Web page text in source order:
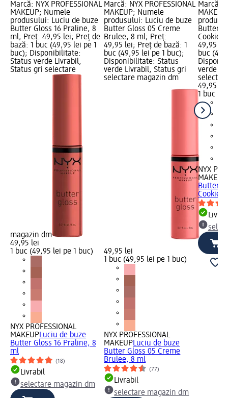
Marcă: NYX PROFESSIONAL
MAKEUP; Numele
produsului: Luciu de buze
Butter Gloss 16 Praline, 8
ml; Preț: 49,95 lei; Preț de
bază: 1 buc (49,95 lei pe 1
buc); Disponibilitate:
Status verde Livrabil,
Status gri selectare
magazin dm
49,95 lei
1 buc (49,95 lei pe 1 buc)
NYX PROFESSIONAL
MAKEUPLuciu de buze
Butter Gloss 16 Praline, 8
ml
(18)
Livrabil
selectare magazin dm
Marcă: NYX PROFESSIONAL
MAKEUP; Numele
produsului: Luciu de buze
Butter Gloss 05 Creme
Brulee, 8 ml; Preț:
49,95 lei; Preț de bază: 1
buc (49,95 lei pe 1 buc);
Disponibilitate: Status
verde Livrabil, Status gri
selectare magazin dm
49,95 lei
1 buc (49,95 lei pe 1 buc)
NYX PROFESSIONAL
MAKEUPLuciu de buze
Butter Gloss 05 Creme
Brulee, 8 ml
(77)
Livrabil
selectare magazin dm
Marcă:
Butter
Cookie,
49,95
buc
verde
49,95 lei
1 buc
NYX
MAKEUP
Butter
Cookie,